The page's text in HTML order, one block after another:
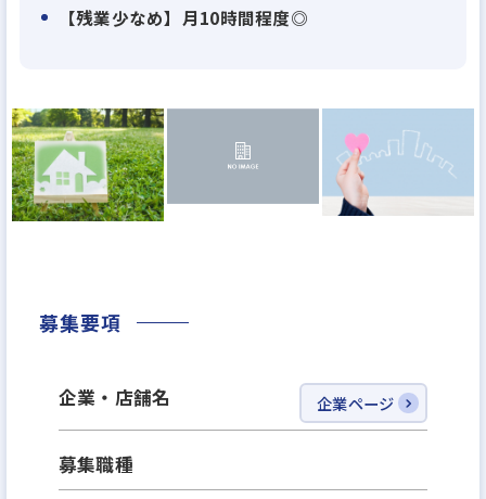
キャリアをお持ちの明るく快活な皆さまとともに１
多くの皆さまのご応募をお待ち致しております。
【残業少なめ】月10時間程度◎
募集要項
企業・店舗名 企業ページ
募集職種